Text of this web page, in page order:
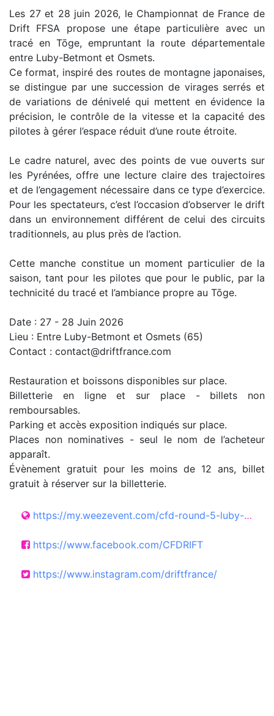
Les 27 et 28 juin 2026, le Championnat de France de
Drift FFSA propose une étape particulière avec un
tracé en Tōge, empruntant la route départementale
entre Luby-Betmont et Osmets.
Ce format, inspiré des routes de montagne japonaises,
se distingue par une succession de virages serrés et
de variations de dénivelé qui mettent en évidence la
précision, le contrôle de la vitesse et la capacité des
pilotes à gérer l’espace réduit d’une route étroite.
Le cadre naturel, avec des points de vue ouverts sur
les Pyrénées, offre une lecture claire des trajectoires
et de l’engagement nécessaire dans ce type d’exercice.
Pour les spectateurs, c’est l’occasion d’observer le drift
dans un environnement différent de celui des circuits
traditionnels, au plus près de l’action.
Cette manche constitue un moment particulier de la
saison, tant pour les pilotes que pour le public, par la
technicité du tracé et l’ambiance propre au Tōge.
Date : 27 - 28 Juin 2026
Lieu : Entre Luby-Betmont et Osmets (65)
Contact : contact@driftfrance.com
Restauration et boissons disponibles sur place.
Billetterie en ligne et sur place - billets non
remboursables.
Parking et accès exposition indiqués sur place.
Places non nominatives - seul le nom de l’acheteur
apparaît.
Évènement gratuit pour les moins de 12 ans, billet
gratuit à réserver sur la billetterie.
https://my.weezevent.com/cfd-round-5-luby-osmets-2026
https://www.facebook.com/CFDRIFT
https://www.instagram.com/driftfrance/